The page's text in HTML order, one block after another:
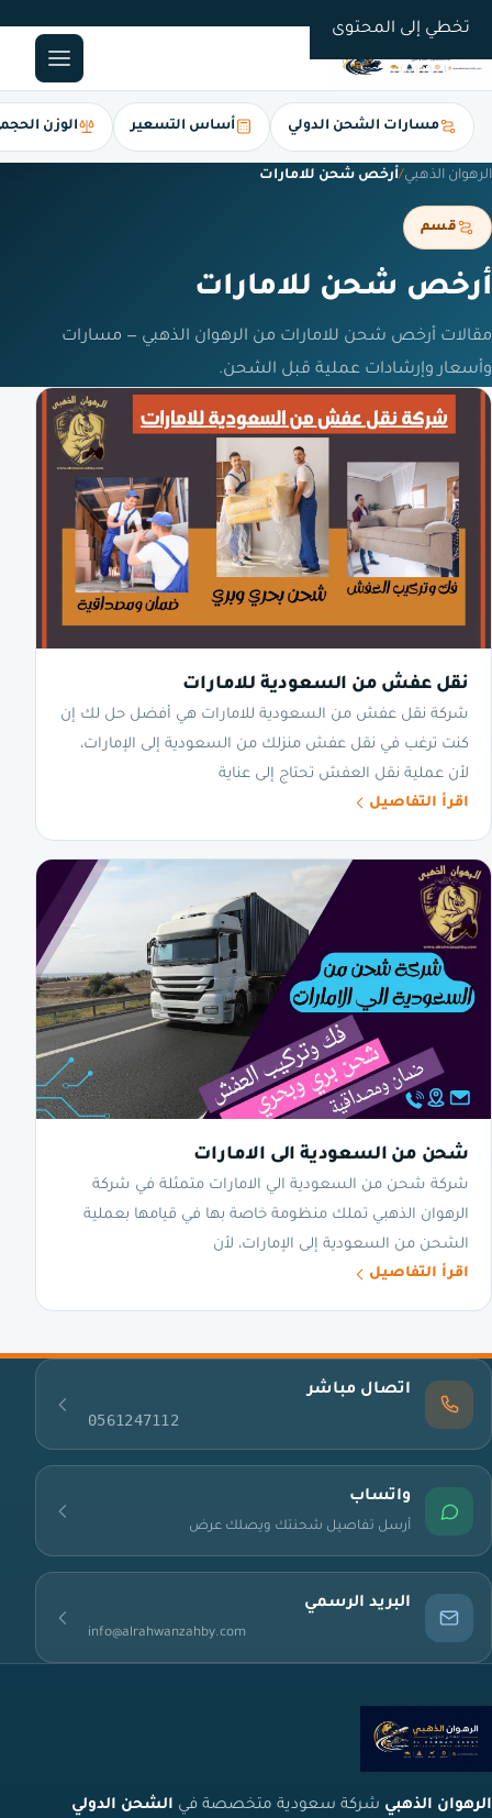
تخطي إلى المحتوى
مسارات الشحن الدولي أساس التسعير الوزن
الرهوان الذهبي/أرخص شحن للامارات
قسم
أرخص شحن للامارات
مقالات أرخص شحن للامارات من الرهوان الذهبي — مسارات
وأسعار وإرشادات عملية قبل الشحن.
نقل عفش من السعودية للامارات
شركة نقل عفش من السعودية للامارات هي أفضل حل لك إن
كنت ترغب في نقل عفش منزلك من السعودية إلى الإمارات،
لأن عملية نقل العفش تحتاج إلى عناية
اقرأ التفاصيل
شحن من السعودية الى الامارات
شركة شحن من السعودية الي الامارات متمثلة في شركة
الرهوان الذهبي تملك منظومة خاصة بها في قيامها بعملية
الشحن من السعودية إلى الإمارات، لأن
اقرأ التفاصيل
اتصال مباشر
0561247112
واتساب
أرسل تفاصيل شحنتك ويصلك عرض
البريد الرسمي
info@alrahwanzahby.com
الرهوان الذهبي شركة سعودية متخصصة في الشحن الدولي